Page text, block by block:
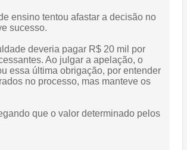
ensino tentou afastar a decisão no
sucesso.
deveria pagar R$ 20 mil por
Ao julgar a apelação, o
essa última obrigação, por entender
no processo, mas manteve os
que o valor determinado pelos